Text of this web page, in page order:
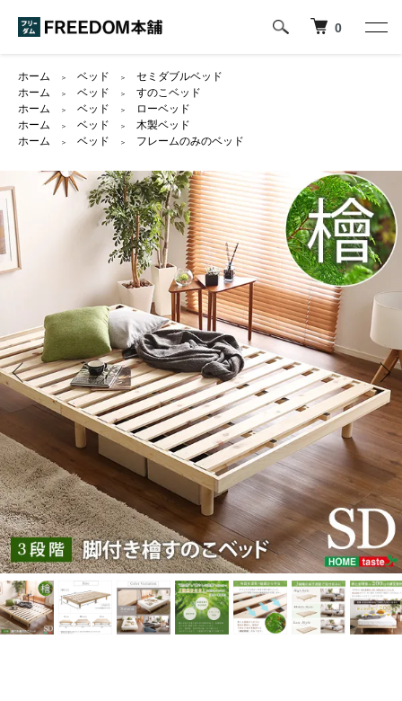
0
ホーム ＞ ベッド ＞
セミダブルベッド
ホーム
＞ ベッド ＞
すのこベッド
ホーム
＞ ベッド ＞
ローベッド
ホーム
＞ ベッド ＞
木製ベッド
ホーム
＞ ベッド ＞ フレームのみのベッド